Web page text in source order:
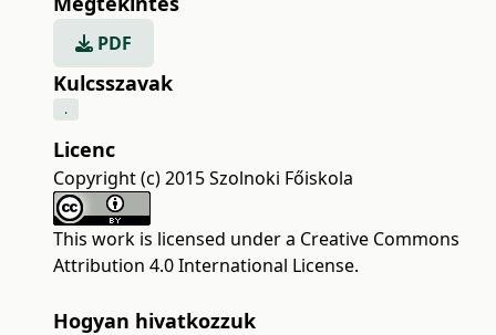
PDF
Kulcsszavak
.
Licenc
Copyright (c) 2015 Szolnoki Főiskola
This work is licensed under a Creative Commons
Attribution 4.0 International License.
Hogyan hivatkozzuk